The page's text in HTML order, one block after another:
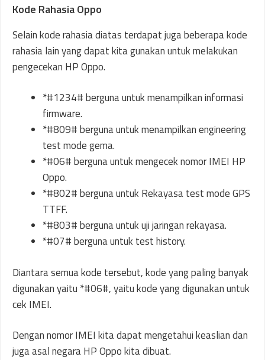
Kode Rahasia Oppo
Selain kode rahasia diatas terdapat juga beberapa kode
rahasia lain yang dapat kita gunakan untuk melakukan
pengecekan HP Oppo.
*#1234# berguna untuk menampilkan informasi
firmware.
*#809# berguna untuk menampilkan engineering
test mode gema.
*#06# berguna untuk mengecek nomor IMEI HP
Oppo.
*#802# berguna untuk Rekayasa test mode GPS
TTFF.
*#803# berguna untuk uji jaringan rekayasa.
*#07# berguna untuk test history.
Diantara semua kode tersebut, kode yang paling banyak
digunakan yaitu *#06#, yaitu kode yang digunakan untuk
cek IMEI.
Dengan nomor IMEI kita dapat mengetahui keaslian dan
juga asal negara HP Oppo kita dibuat.